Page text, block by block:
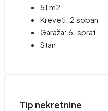
51 m2
Kreveti: 2 soban
Garaža: 6. sprat
Stan
Tip nekretnine